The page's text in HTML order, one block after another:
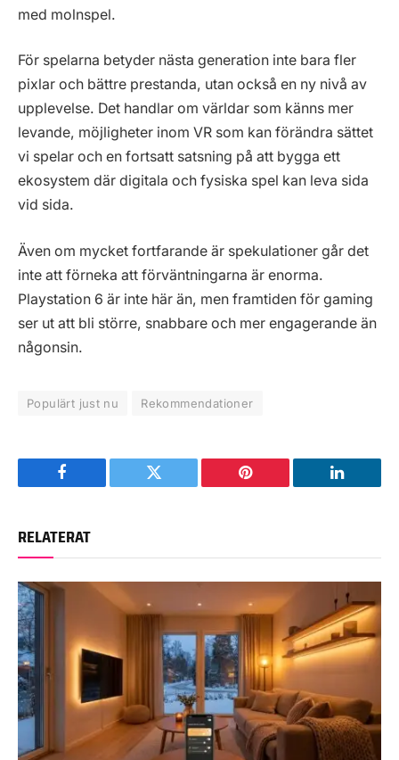
med molnspel.
För spelarna betyder nästa generation inte bara fler
pixlar och bättre prestanda, utan också en ny nivå av
upplevelse. Det handlar om världar som känns mer
levande, möjligheter inom VR som kan förändra sättet
vi spelar och en fortsatt satsning på att bygga ett
ekosystem där digitala och fysiska spel kan leva sida
vid sida.
Även om mycket fortfarande är spekulationer går det
inte att förneka att förväntningarna är enorma.
Playstation 6 är inte här än, men framtiden för gaming
ser ut att bli större, snabbare och mer engagerande än
någonsin.
Populärt just nu Rekommendationer
Facebook Twitter Pinterest LinkedIn
RELATERAT